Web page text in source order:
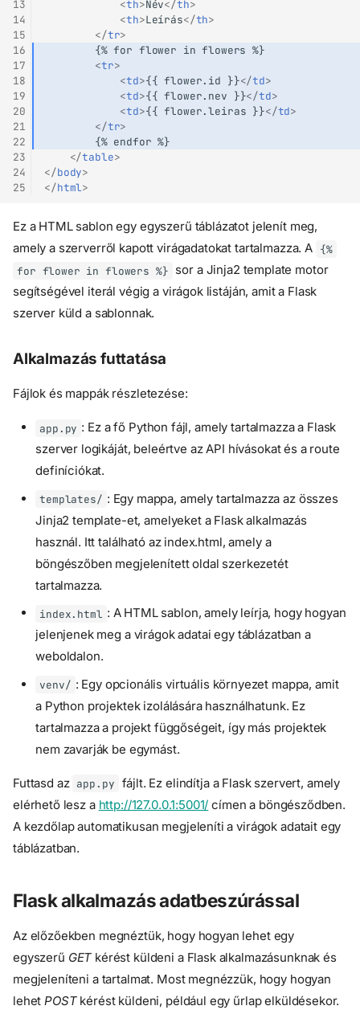
13
14
15
16
17
18
19
20
21
22
23
24
25
<th>Név</th>
<th>Leírás</th>
</tr>
<tr>
<td>{{ flower.id }}</td>
<td>{{ flower.nev }}</td>
<td>{{ flower.leiras }}</td>
</tr>
</table>
</body>
</html>
Ez a HTML sablon egy egyszerű táblázatot jelenít meg,
amely a szerverről kapott virágadatokat tartalmazza. A {%
for flower in flowers %} sor a Jinja2 template motor
segítségével iterál végig a virágok listáján, amit a Flask
szerver küld a sablonnak.
Alkalmazás futtatása
Fájlok és mappák részletezése:
app.py : Ez a fő Python fájl, amely tartalmazza a Flask
szerver logikáját, beleértve az API hívásokat és a route
definíciókat.
templates/ : Egy mappa, amely tartalmazza az összes
Jinja2 template-et, amelyeket a Flask alkalmazás
használ. Itt található az index.html, amely a
böngészőben megjelenített oldal szerkezetét
tartalmazza.
index.html : A HTML sablon, amely leírja, hogy hogyan
jelenjenek meg a virágok adatai egy táblázatban a
weboldalon.
venv/ : Egy opcionális virtuális környezet mappa, amit
a Python projektek izolálására használhatunk. Ez
tartalmazza a projekt függőségeit, így más projektek
nem zavarják be egymást.
Futtasd az app.py fájlt. Ez elindítja a Flask szervert, amely
elérhető lesz a http://127.0.0.1:5001/ címen a böngésződben.
A kezdőlap automatikusan megjeleníti a virágok adatait egy
táblázatban.
Flask alkalmazás adatbeszúrással
Az előzőekben megnéztük, hogy hogyan lehet egy
egyszerű GET kérést küldeni a Flask alkalmazásunknak és
megjeleníteni a tartalmat. Most megnézzük, hogy hogyan
lehetPOSTkérést küldeni, például egy űrlap elküldésekor.